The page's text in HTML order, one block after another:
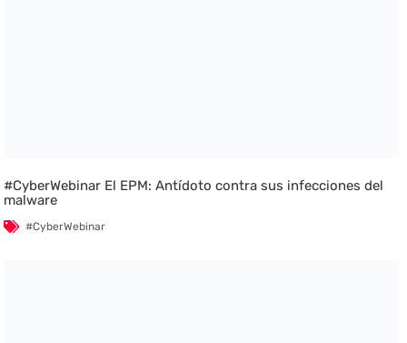
#CyberWebinar El EPM: Antídoto contra sus infecciones del
malware
#CyberWebinar